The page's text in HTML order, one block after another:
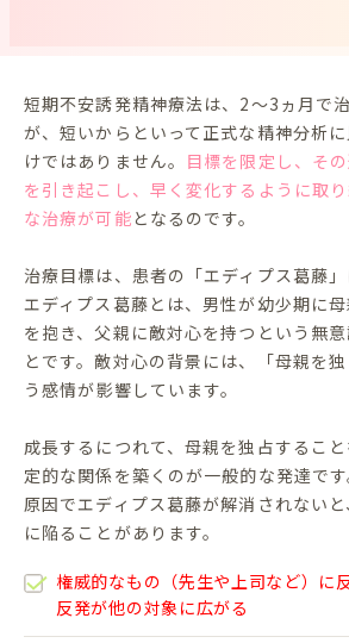
短期不安誘発精神療法は、2～3ヵ月で
が、短いからといって正式な精神分析
けではありません。 目標を限定し、そ
を引き起こし、早く変化するように取
な治療が可能 となるのです。
治療目標は、患者の「エディプス葛藤」
エディプス葛藤とは、男性が幼少期に
を抱き、父親に敵対心を持つという無
とです。敵対心の背景には、「母親を
う感情が影響しています。
成長するにつれて、母親を独占するこ
定的な関係を築くのが一般的な発達で
原因でエディプス葛藤が解消されない
に陥ることがあります。
権威的なもの（先生や上司など）に
反発が他の対象に広がる